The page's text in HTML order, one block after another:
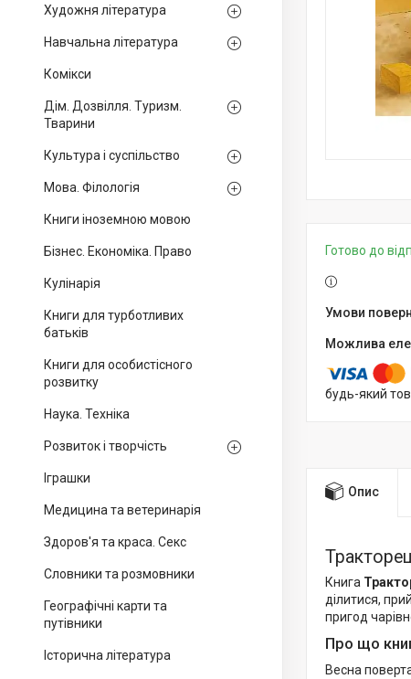
Художня література
Навчальна література
Комікси
Дім. Дозвілля. Туризм.
Тварини
Культура і суспільство
Мова. Філологія
Книги іноземною мовою
Бізнес. Економіка. Право
Кулінарія
Книги для турботливих
батьків
Книги для особистісного
розвитку
Наука. Техніка
Розвиток і творчість
Іграшки
Медицина та ветеринарія
Здоров'я та краса. Секс
Словники та розмовники
Географічні карти та
путівники
Історична література
Готово до
будь-який
Опис
Книга
ділитися,
пригод
Про що
Весна